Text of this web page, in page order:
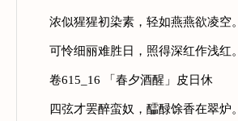
浓似猩猩初染素，轻如燕燕欲凌空。
可怜细丽难胜日，照得深红作浅红。
卷615_16 「春夕酒醒」皮日休
四弦才罢醉蛮奴，醽醁馀香在翠炉。